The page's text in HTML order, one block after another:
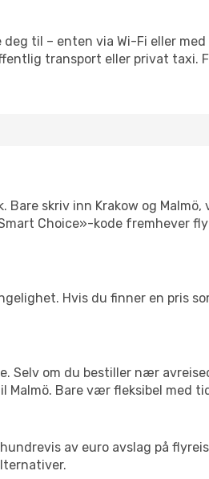
til – enten via Wi-Fi eller
transport eller privat taxi.
skriv inn Krakow og
Choice»-kode fremhever
Hvis du finner en pris
Selv om du bestiller nær
Bare vær fleksibel med
av euro avslag på